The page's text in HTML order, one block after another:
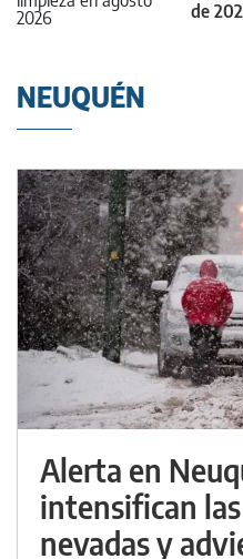
de
NEUQUÉN
Alerta en
intensifican
nevadas y